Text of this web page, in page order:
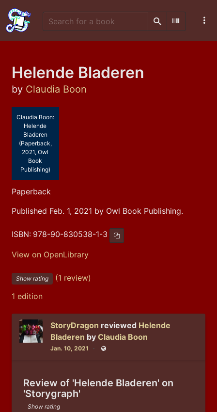
SearchScan
Helende Bladeren
by Claudia Boon
Claudia Boon:
Helende
Bladeren
(Paperback,
2021, Owl
Book
Publishing)
Paperback
Published Feb. 1, 2021 by Owl Book Publishing.
ISBN: 978-90-830538-1-3 Copy ISBN
View on OpenLibrary
Show rating
(1 review)
1 edition
StoryDragon reviewed Helende
Bladeren by Claudia Boon
Jan. 10, 2021 Public
Review of 'Helende Bladeren' on
'Storygraph'
Show rating